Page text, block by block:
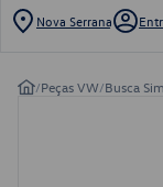
Nova Serrana
/Peças VW/Busca